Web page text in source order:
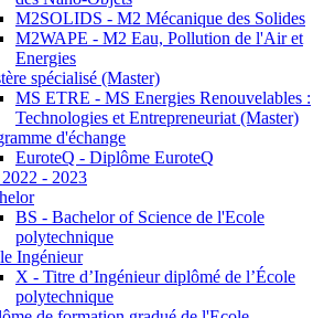
M2SOLIDS - M2 Mécanique des Solides
M2WAPE - M2 Eau, Pollution de l'Air et
Energies
spécialisé (Master)
MS ETRE - MS Energies Renouvelables :
Technologies et Entrepreneuriat (Master)
d'échange
EuroteQ - Diplôme EuroteQ
- 2023
BS - Bachelor of Science de l'Ecole
polytechnique
Ingénieur
X - Titre d’Ingénieur diplômé de l’École
polytechnique